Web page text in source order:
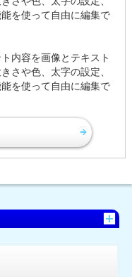
を使って自由に編集で
内容を画像とテキスト
さや色、太字の設定、
を使って自由に編集で